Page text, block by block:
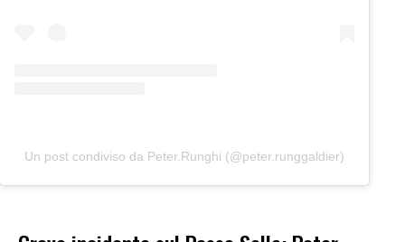
Un post condiviso da Peter.Runghi (@peter.runggaldier)